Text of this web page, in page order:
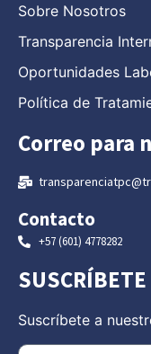
Sobre Nosotros
Transparencia
Oportunidades
Política de
Correo para
Contacto
+57 (601) 4778282
SUSCRÍBETE
Suscríbete a